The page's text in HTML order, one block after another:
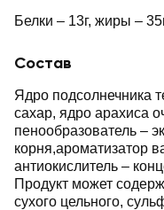
Белки – 13г, жиры –
Состав
Ядро подсолнечника
сахар, ядро арахиса
пенообразователь –
корня,ароматизатор
антиокислитель –
Продукт может
сухого цельного,